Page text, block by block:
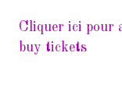
Cliquer ici pour
buy tickets